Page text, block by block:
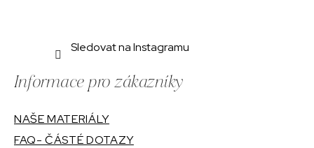
Sledovat na Instagramu
Informace pro zákazníky
NAŠE MATERIÁLY
FAQ- ČÁSTÉ DOTAZY